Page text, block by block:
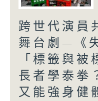
跨世代演員
舞台劇—《
「標籤與
長者學泰拳
又能強身健